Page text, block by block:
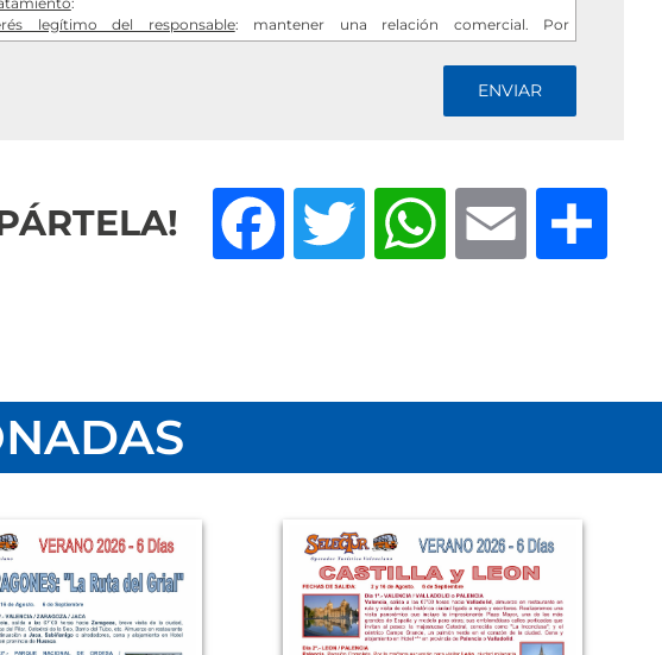
legítimo del responsable: mantener una relación comercial. Por
del interesado: el envío de comunicaciones de productos o servicios.
: se conservarán durante no más tiempo del
para mantener el fin del tratamiento y cuando ya no sea necesario para tal fin,
con medidas de seguridad adecuadas para garantizar la seudonimización
a retirar el consentimiento en cualquier momento.
de acceso, rectificación, portabilidad y supresión de sus datos y a la limitación
Facebook
TwitterWhatsApp
Email